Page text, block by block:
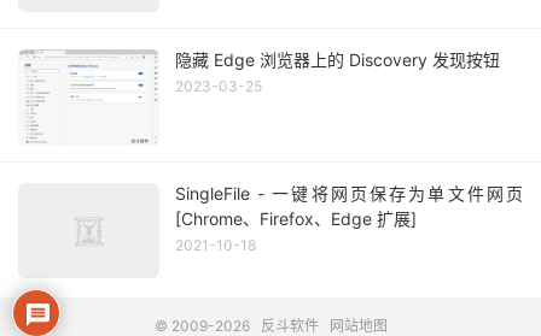
隐藏 Edge 浏览器上的 Discovery 发现按钮
2023-03-25
SingleFile - 一键将网页保存为单文件网页
[Chrome、Firefox、Edge 扩展]
2021-10-18
© 2009-2026 反斗软件 网站地图